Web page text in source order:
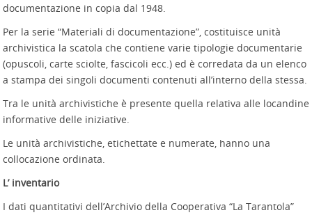
documentazione in copia dal 1948.
Per la serie “Materiali di documentazione”, costituisce unità
archivistica la scatola che contiene varie tipologie documentarie
(opuscoli, carte sciolte, fascicoli ecc.) ed è corredata da un elenco
a stampa dei singoli documenti contenuti all’interno della stessa.
Tra le unità archivistiche è presente quella relativa alle locandine
informative delle iniziative.
Le unità archivistiche, etichettate e numerate, hanno una
collocazione ordinata.
L’ inventario
I dati quantitativi dell’Archivio della Cooperativa “La Tarantola”